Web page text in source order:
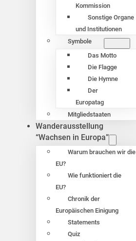
Kommission
Sonstige Organe
und Institutionen
Symbole
Das Motto
Die Flagge
Die Hymne
Der
Europatag
Mitgliedstaaten
Wanderausstellung
“Wachsen in Europa”
Warum brauchen wir die
EU?
Wie funktioniert die
EU?
Chronik der
Europäischen Einigung
Statements
Quiz